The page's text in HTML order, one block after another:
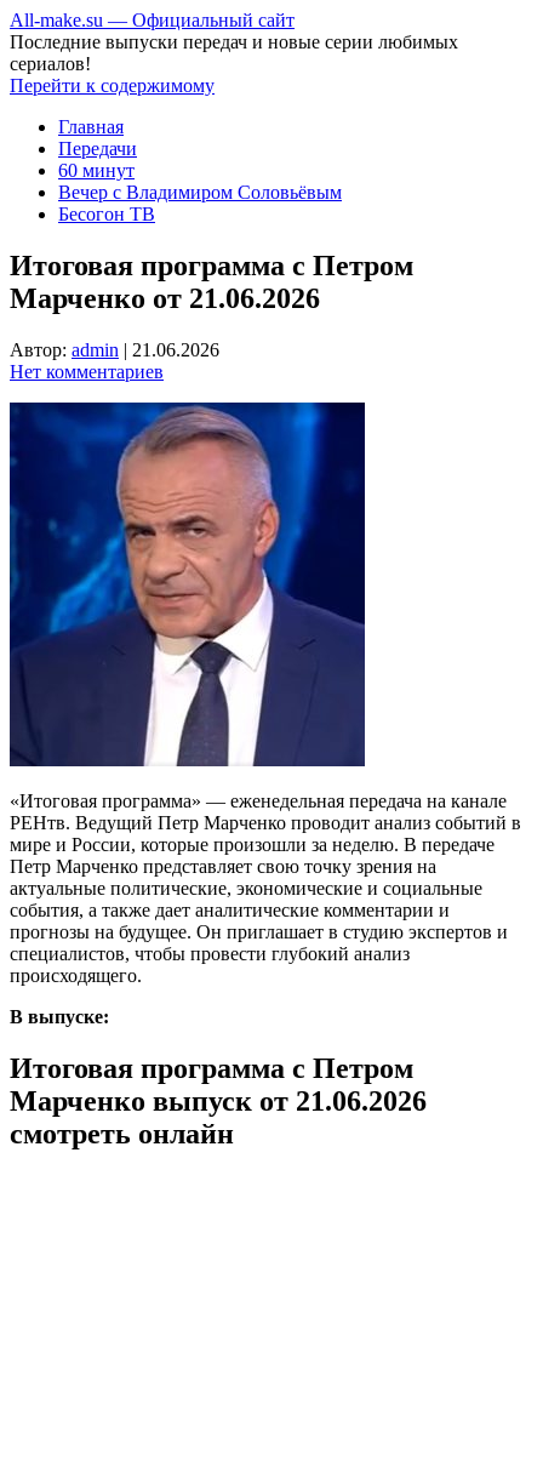
All-make.su — Официальный сайт
Последние выпуски передач и новые серии любимых
сериалов!
Перейти к содержимому
Главная
Передачи
60 минут
Вечер с Владимиром Соловьёвым
Бесогон ТВ
Итоговая программа с Петром
Марченко от 21.06.2026
Автор: admin | 21.06.2026
Нет комментариев
«Итоговая программа» — еженедельная передача на канале
РЕНтв. Ведущий Петр Марченко проводит анализ событий в
мире и России, которые произошли за неделю. В передаче
Петр Марченко представляет свою точку зрения на
актуальные политические, экономические и социальные
события, а также дает аналитические комментарии и
прогнозы на будущее. Он приглашает в студию экспертов и
специалистов, чтобы провести глубокий анализ
происходящего.
В выпуске:
Итоговая программа с Петром
Марченко выпуск от 21.06.2026
смотреть онлайн